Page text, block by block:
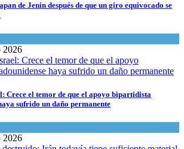
de Jenin después de que un giro equivocado se
2026
Crece el temor de que el apoyo bipartidista
sufrido un daño permanente
2026